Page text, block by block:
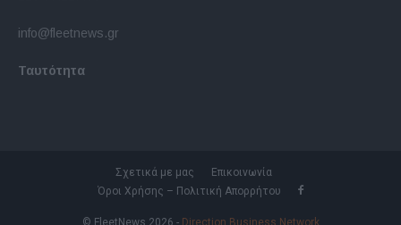
info@fleetnews.gr
Ταυτότητα
Σχετικά με μας
Επικοινωνία
Όροι Χρήσης – Πολιτική Απορρήτου
© FleetNews 2026 - Direction Business Network